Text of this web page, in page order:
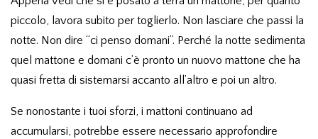
piccolo, lavora subito per toglierlo. Non lasciare che passi la
notte. Non dire “ci penso domani”. Perché la notte sedimenta
quel mattone e domani c’è pronto un nuovo mattone che ha
quasi fretta di sistemarsi accanto all’altro e poi un altro.
Se nonostante i tuoi sforzi, i mattoni continuano ad
accumularsi, potrebbe essere necessario approfondire